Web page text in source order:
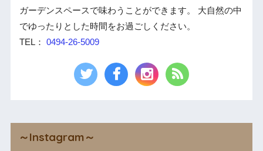
ガーデンスペースで味わうことができます。 大自然の中
でゆったりとした時間をお過ごしください。
TEL： 0494-26-5009
～Instagram～